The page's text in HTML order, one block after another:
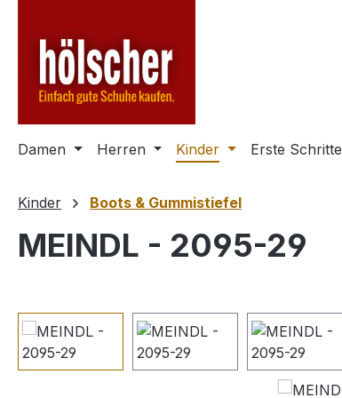
Damen Herren Kinder Erste Schritte
Kinder Boots & Gummistiefel
MEINDL - 2095-29
Bildergalerie überspringen